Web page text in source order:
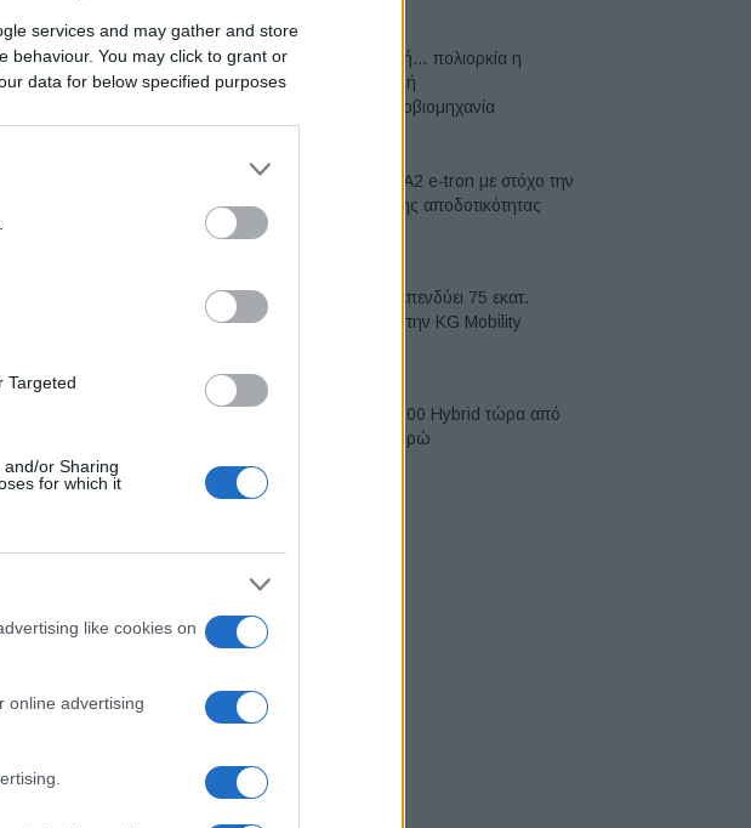
services and may gather and store
behaviour. You may click to grant or
data for below specified purposes
Targeted
or Sharing
for which it
like cookies on
online advertising
Το
Global
και θα
συμμετοχή
θα
βρείτε ποια
να
Σε κινεζική… πολιορκία η
ευρωπαϊκή
αυτοκινητοβιομηχανία
Νέο Audi A2 e-tron με στόχο την
κορυφή της αποδοτικότητας
Η Chery επενδύει 75 εκατ.
δολάρια στην KG Mobility
Το FIAT 500 Hybrid τώρα από
18.990 ευρώ